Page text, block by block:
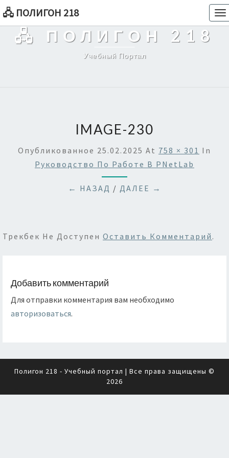
🖧 ПОЛИГОН 218
🖧 ПОЛИГОН 218
Учебный Портал
IMAGE-230
Опубликованное 25.02.2025 At 758 × 301 In
Руководство По Работе В PNetLab
← НАЗАД / ДАЛЕЕ →
Трекбек Не Доступен Оставить Комментарий .
Добавить комментарий
Для отправки комментария вам необходимо
авторизоваться.
Полигон 218 - Учебный портал | Все права защищены ©
2026